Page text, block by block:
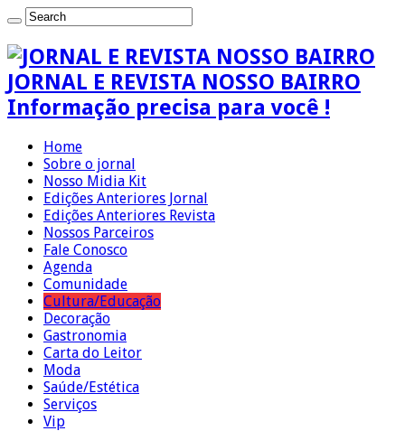
JORNAL E REVISTA NOSSO BAIRRO
Informação precisa para você !
Home
Sobre o jornal
Nosso Midia Kit
Edições Anteriores Jornal
Edições Anteriores Revista
Nossos Parceiros
Fale Conosco
Agenda
Comunidade
Cultura/Educação
Decoração
Gastronomia
Carta do Leitor
Moda
Saúde/Estética
Serviços
Vip